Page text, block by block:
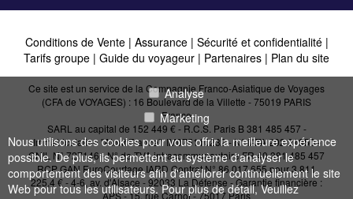
Conditions de Vente| Assurance | Sécurité et confidentialité|
Tarifs groupe | Guide du voyageur | Partenaires | Plan du site
Ce site est un service de la Compagnie Franco-Asiatique de Voyages
(CFA de VOYAGES) : 16 Boulevard de la Villette - 75019 PARIS
France
SARL au capital de 152 449 € - R.C.S. Paris B 381 485 457 -
Immatriculation "Atout France": IM075110232 - N° IATA 202 21950 -
CNIL N° 727146 - N° de TVA intracommunautaire FR 40 381 485 457
RCP GAN EuroCourtage IARD Contrat N° 86.017.655 pour 3 811
225,4 € - 4-6, av. d'Alsace - 92033 La Défense - Garantie financière :
APS - 15, rue Carnot - 75017 Paris
Analyse
Marketing
Nous utilisons des cookies pour vous offrir la meilleure expérience
possible. De plus, ils permettent au système d'analyser le
comportement des visiteurs afin d'améliorer continuellement le site
Web pour tous les utilisateurs. Pour plus de détail, Veuillez